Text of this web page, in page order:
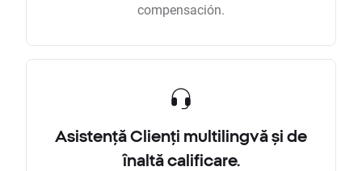
compensación.
Asistență Clienți multilingvă și de
înaltă calificare.